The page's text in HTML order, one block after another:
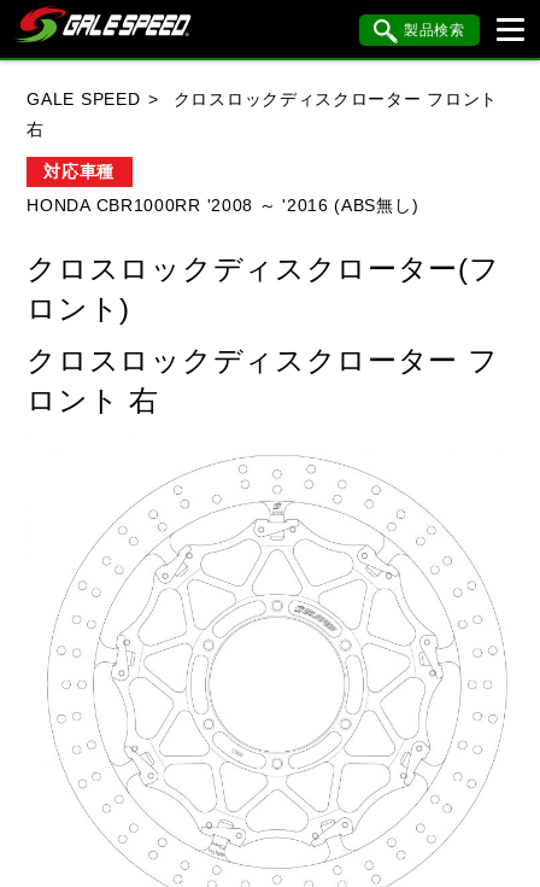
製品検索
HONDA YAMAHA SUZUKI
KAWASAKI BMW DUCATI
HARLEY DAVIDSON
GALE SPEED
クロスロックディスクローター フロント
右
対応車種
HONDA CBR1000RR '2008 ～ '2016 (ABS無し)
クロスロックディスクローター(フ
ロント)
クロスロックディスクローター フ
ロント 右